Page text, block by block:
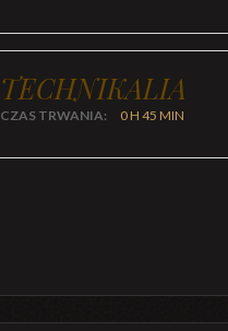
TECHNIKALIA
CZAS TRWANIA: 0 H 45 MIN